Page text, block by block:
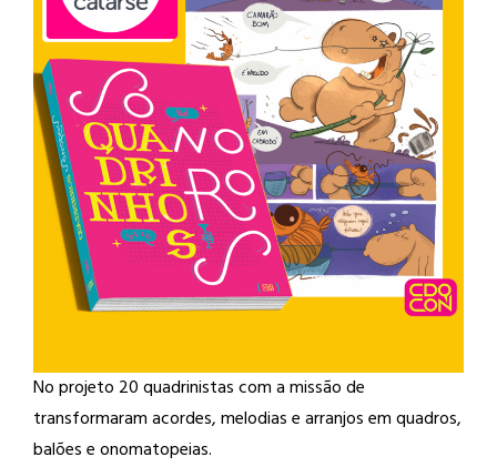
No projeto 20 quadrinistas com a missão de
transformaram acordes, melodias e arranjos em quadros,
balões e onomatopeias.